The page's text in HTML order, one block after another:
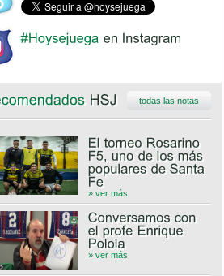
todas las notas
» ver más
» ver más